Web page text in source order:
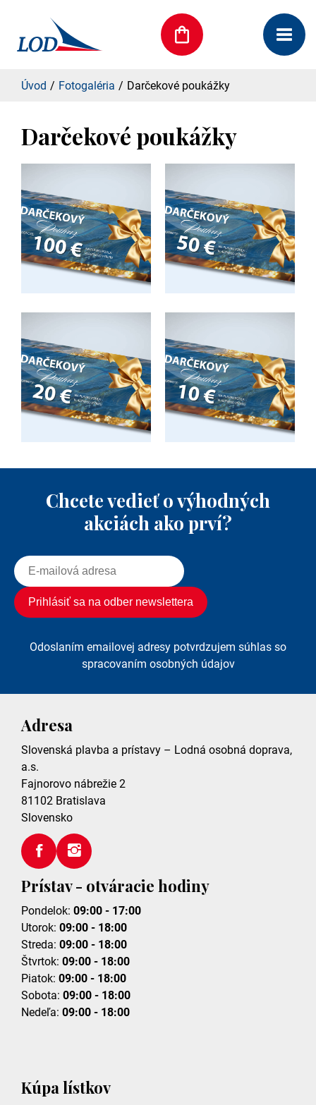
Úvod Fotogaléria Darčekové poukážky
Darčekové poukážky
Chcete vedieť o výhodných
akciách ako prví?
Odoslaním emailovej adresy potvrdzujem súhlas so
spracovaním osobných údajov
Adresa
Slovenská plavba a prístavy – Lodná osobná doprava,
a.s.
Fajnorovo nábrežie 2
81102 Bratislava
Slovensko
Prístav - otváracie hodiny
Pondelok: 09:00 - 17:00
Utorok: 09:00 - 18:00
Streda: 09:00 - 18:00
Štvrtok: 09:00 - 18:00
Piatok: 09:00 - 18:00
Sobota: 09:00 - 18:00
Nedeľa: 09:00 - 18:00
Kúpa lístkov